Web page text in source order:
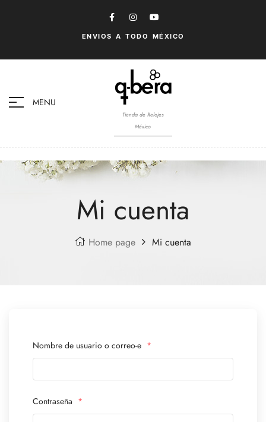
ENVIOS A TODO MÉXICO
MENU
Tienda de Relojes
México
Mi cuenta
Home page Mi cuenta
Nombre de usuario o correo-e *
Contraseña *